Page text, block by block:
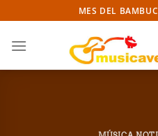
to
content
MES DEL